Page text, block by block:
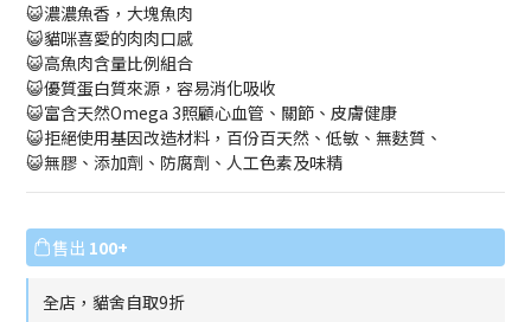
😺濃濃魚香，大塊魚肉
😺貓咪喜愛的肉肉口感
😺高魚肉含量比例組合
😺優質蛋白質來源，容易消化吸收
😺富含天然Omega 3照顧心血管、關節、皮膚健康
😺拒絕使用基因改造材料，百份百天然、低敏、無麩質、
😺無膠、添加劑、防腐劑、人工色素及味精
售出 100+
全店，貓舍自取9折